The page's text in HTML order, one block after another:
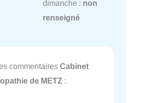
dimanche : non
renseigné
commentaires Cabinet
de METZ :